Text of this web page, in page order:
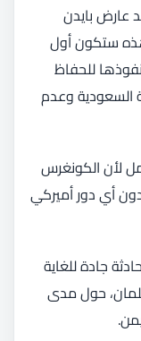
عارض بايدن
ستكون أول
للحفاظ
السعودية وعدم
لأن الكونغرس
أي دور أميركي
جادة للغاية
حول مدى